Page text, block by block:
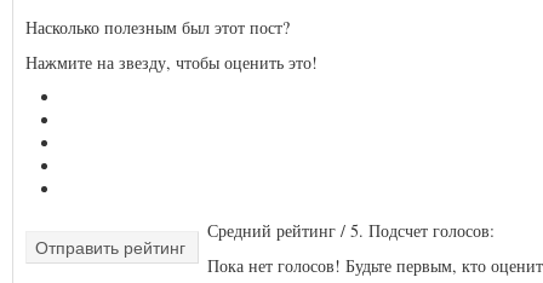
Насколько полезным был этот пост?
Нажмите на звезду, чтобы оценить это!
Отправить рейтинг
Средний рейтинг / 5. Подсчет голосов:
Пока нет голосов! Будьте первым, кто